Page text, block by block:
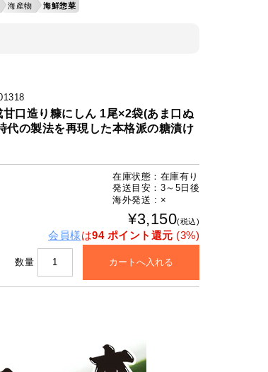
海産物 海鮮惣菜
甘口造り糠にしん 1尾×2袋(あま口ぬ
代の製法を再現した本格派の糖漬け
在庫状態：在庫有り
発送目安：3～5日後
海外発送 : ×
¥3,150(税込)
会員様は94 ポイント還元 (3%)
数量